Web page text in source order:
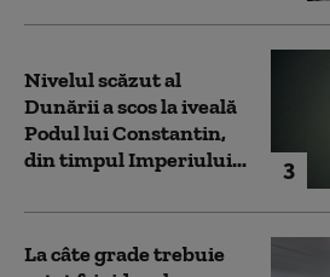
3
Nivelul scăzut al
Dunării a scos la iveală
Podul lui Constantin,
din timpul Imperiului...
La câte grade trebuie